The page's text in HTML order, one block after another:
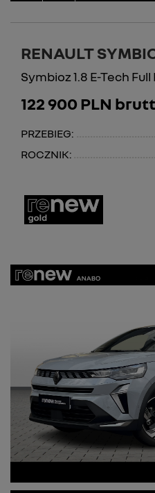
RENAULT
Symbioz 1.8 E-Tech
122 900 PLN
PRZEBIEG:
ROCZNIK: